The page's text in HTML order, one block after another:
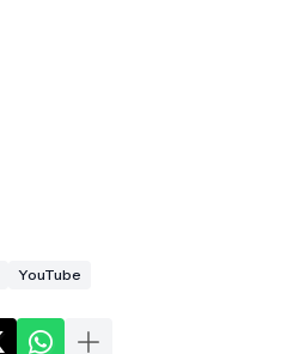
YouTube